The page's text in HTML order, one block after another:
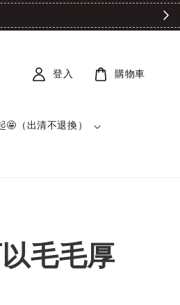
🤩（出清不退換）
登入 購物車
毛毛厚